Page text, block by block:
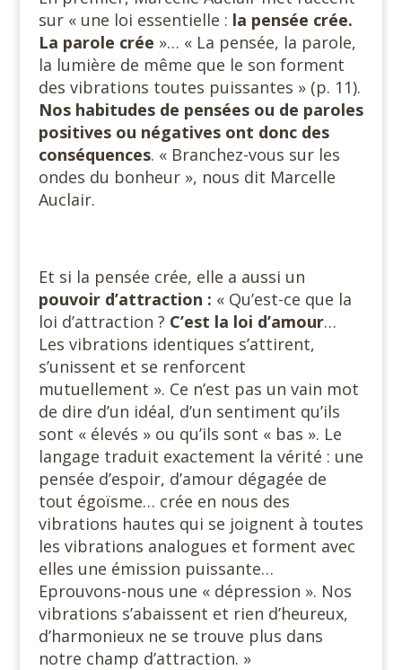
sur « une loi essentielle : la pensée crée.
La parole crée »… « La pensée, la parole,
la lumière de même que le son forment
des vibrations toutes puissantes » (p. 11).
Nos habitudes de pensées ou de paroles
positives ou négatives ont donc des
conséquences. « Branchez-vous sur les
ondes du bonheur », nous dit Marcelle
Auclair.
Et si la pensée crée, elle a aussi un
pouvoir d’attraction : « Qu’est-ce que la
loi d’attraction ? C’est la loi d’amour…
Les vibrations identiques s’attirent,
s’unissent et se renforcent
mutuellement ». Ce n’est pas un vain mot
de dire d’un idéal, d’un sentiment qu’ils
sont « élevés » ou qu’ils sont « bas ». Le
langage traduit exactement la vérité : une
pensée d’espoir, d’amour dégagée de
tout égoïsme… crée en nous des
vibrations hautes qui se joignent à toutes
les vibrations analogues et forment avec
elles une émission puissante…
Eprouvons-nous une « dépression ». Nos
vibrations s’abaissent et rien d’heureux,
d’harmonieux ne se trouve plus dans
notre champ d’attraction. »